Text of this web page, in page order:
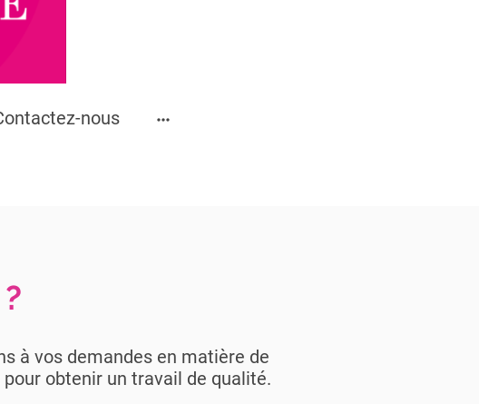
nous
à vos demandes en matière de
obtenir un travail de qualité.